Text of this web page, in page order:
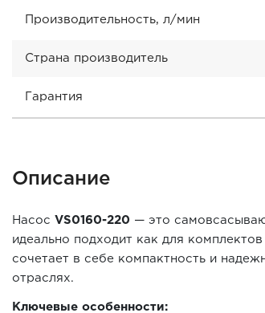
Производительность, л/мин
Страна производитель
Гарантия
Описание
Насос VS0160-220 — это
идеально подходит как для
сочетает в себе компактность и
отраслях.
Ключевые особенности: